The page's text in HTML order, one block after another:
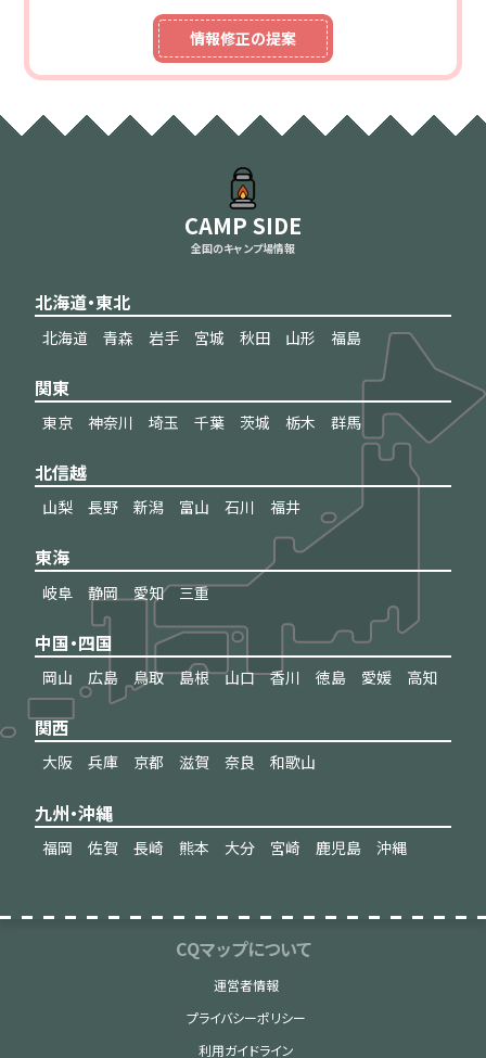
情報修正の提案
CAMP SIDE
全国のキャンプ場情報
北海道・東北
北海道 青森 岩手 宮城 秋田 山形 福島
関東
東京 神奈川 埼玉 千葉 茨城 栃木 群馬
北信越
山梨 長野 新潟 富山 石川 福井
東海
岐阜 静岡 愛知 三重
中国・四国
岡山 広島 鳥取 島根 山口 香川 徳島 愛媛 高知
関西
大阪 兵庫 京都 滋賀 奈良 和歌山
九州・沖縄
福岡 佐賀 長崎 熊本 大分 宮崎 鹿児島 沖縄
CQマップについて
運営者情報
プライバシーポリシー
利用ガイドライン